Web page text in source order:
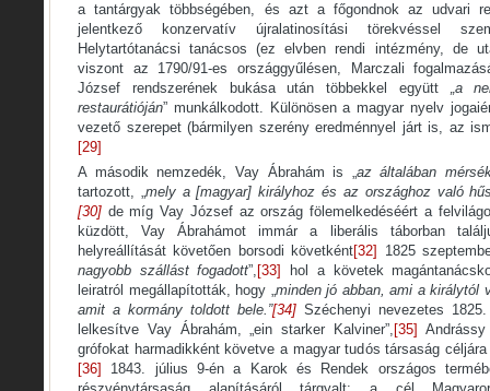
a tantárgyak többségében, és azt a főgondnok az udvari
jelentkező konzervatív újralatinosítási törekvéssel
Helytartótanácsi tanácsos (ez elvben rendi intézmény, de
viszont az 1790/91-es országgyűlésen, Marczali
József rendszerének bukása után többekkel együtt „a
restaurátióján” munkálkodott. Különösen a magyar nyelv
vezető szerepet (bármilyen szerény eredménnyel járt is, az
[29]
A második nemzedék, Vay Ábrahám is „az általában
tartozott, „mely a [magyar] királyhoz és az országhoz való
[30] de míg Vay József az ország fölemelkedéséért a
küzdött, Vay Ábrahámot immár a liberális táborban
helyreállítását követően borsodi követként[32]
1825
nagyobb szállást fogadott”, [33]
hol a követek
leiratról megállapították, hogy „minden jó abban, ami a királytól
amit a kormány toldott bele.”[34] Széchenyi nevezetes
lelkesítve Vay Ábrahám, „ein starker Kalviner”, [35]
grófokat harmadikként követve a magyar tudós társaság
[36]
1843. július 9-én a Karok és Rendek országos